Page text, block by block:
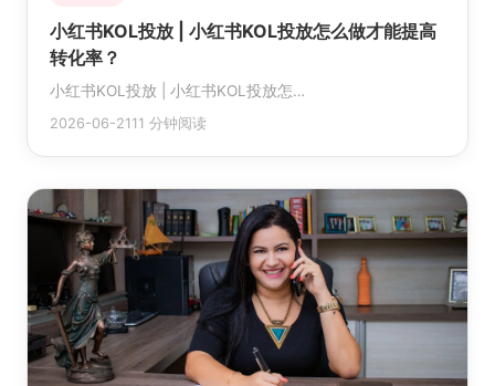
小红书KOL投放 | 小红书KOL投放怎么做才能提高
转化率？
小红书KOL投放 | 小红书KOL投放怎…
2026-06-21 11 分钟阅读